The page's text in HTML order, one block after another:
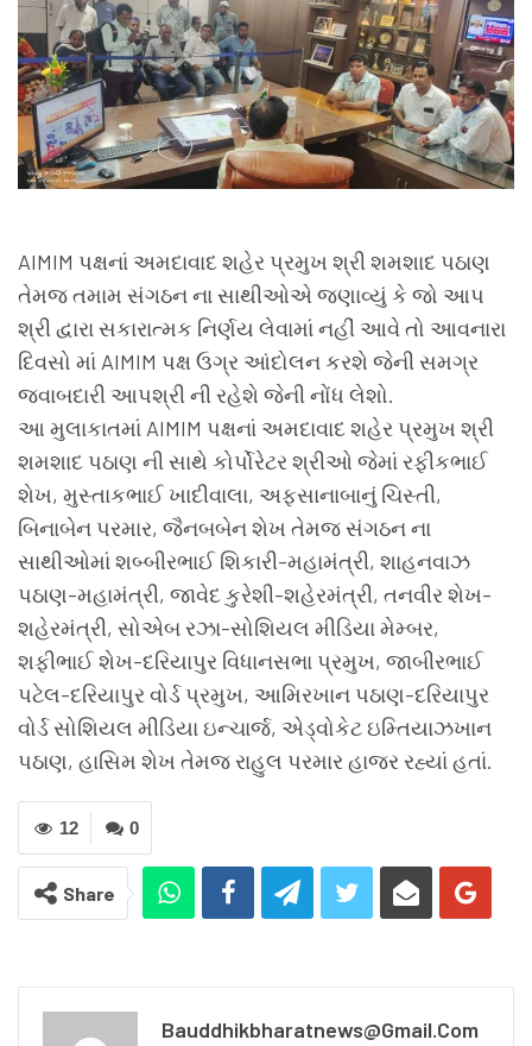
AIMIM પક્ષનાં અમદાવાદ શહેર પ્રમુખ શ્રી શમશાદ પઠાણ
તેમજ તમામ સંગઠન ના સાથીઓએ જણાવ્યું કે જો આપ
શ્રી દ્વારા સકારાત્મક નિર્ણય લેવામાં નહીં આવે તો આવનારા
દિવસો માં AIMIM પક્ષ ઉગ્ર આંદોલન કરશે જેની સમગ્ર
જવાબદારી આપશ્રી ની રહેશે જેની નોંધ લેશો.
આ મુલાકાતમાં AIMIM પક્ષનાં અમદાવાદ શહેર પ્રમુખ શ્રી
શમશાદ પઠાણ ની સાથે કોર્પોરેટર શ્રીઓ જેમાં રફીકભાઈ
શેખ, મુસ્તાકભાઈ ખાદીવાલા, અફ્સાનાબાનું ચિસ્તી,
બિનાબેન પરમાર, જૈનબબેન શેખ તેમજ સંગઠન ના
સાથીઓમાં શબ્બીરભાઈ શિકારી-મહામંત્રી, શાહનવાઝ
પઠાણ-મહામંત્રી, જાવેદ કુરેશી-શહેરમંત્રી, તનવીર શેખ-
શહેરમંત્રી, સોએબ રઝા-સોશિયલ મીડિયા મેમ્બર,
શફીભાઈ શેખ-દરિયાપુર વિધાનસભા પ્રમુખ, જાબીરભાઈ
પટેલ-દરિયાપુર વોર્ડ પ્રમુખ, આમિરખાન પઠાણ-દરિયાપુર
વોર્ડ સોશિયલ મીડિયા ઇન્ચાર્જ, એડ્વોકેટ ઇમ્તિયાઝખાન
પઠાણ, હાસિમ શેખ તેમજ રાહુલ પરમાર હાજર રહ્યાં હતાં.
0
12
Share
Bauddhikbharatnews@gmail.com